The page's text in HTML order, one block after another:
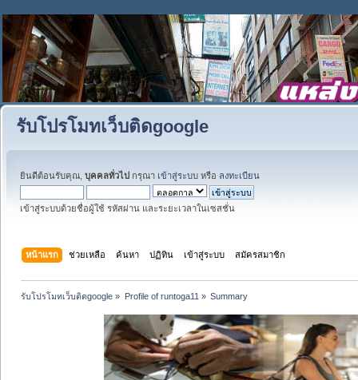
รับโปรโมทเว็บติดgoogle
ยินดีต้อนรับคุณ, บุคคลทั่วไป กรุณา เข้าสู่ระบบ หรือ ลงทะเบียน
เข้าสู่ระบบด้วยชื่อผู้ใช้ รหัสผ่าน และระยะเวลาในเซสชั่น
หน้าแรก ช่วยเหลือ ค้นหา ปฏิทิน เข้าสู่ระบบ สมัครสมาชิก
รับโปรโมทเว็บติดgoogle » Profile of runtoga11 » Summary